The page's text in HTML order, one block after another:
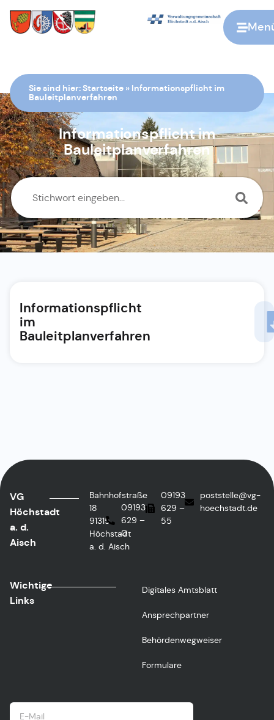
Sie sind hier:Startseite » Informationspflicht im
Bauleitplanverfahren
Informationspflicht im
Bauleitplanverfahren
Informationspflicht
im
Bauleitplanverfahren
VG
Höchstadt
a. d.
Aisch
Bahnhofstraße
18
91315
Höchstadt
a. d. Aisch
09193
629 –
0
09193
629 –
55
poststelle@vg-
hoechstadt.de
Wichtige
Links
Digitales Amtsblatt
Ansprechpartner
Behördenwegweiser
Formulare